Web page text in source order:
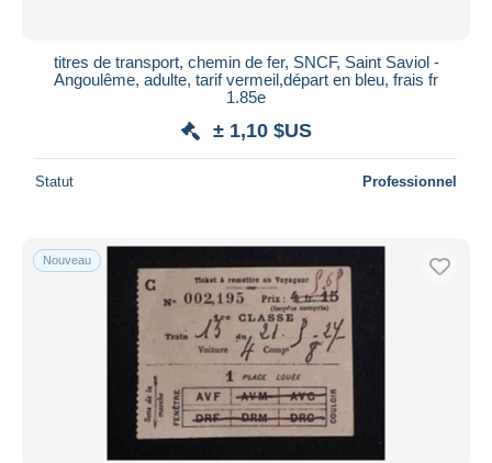
titres de transport, chemin de fer, SNCF, Saint Saviol -
Angoulême, adulte, tarif vermeil,départ en bleu, frais fr
1.85e
± 1,10 $US
Statut Professionnel
Nouveau